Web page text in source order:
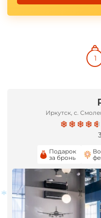
Иркутск, с.
Подарок
за бронь